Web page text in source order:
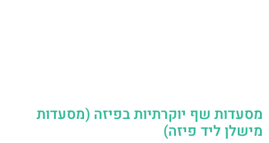
מסעדות שף יוקרתיות בפיזה (מסעדות
מישלן ליד פיזה)